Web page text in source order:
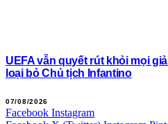
UEFA vẫn quyết rút khỏi mọi
loại bỏ Chủ tịch Infantino
07/08/2026
Facebook Instagram